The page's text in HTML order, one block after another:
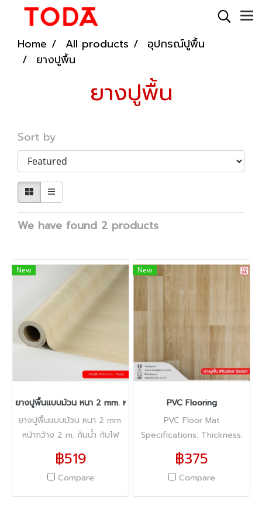
Home All products
อุปกรณ์ปูพื้น
ยางปูพื้น
ยางปูพื้น
Sort by
We have found 2 products
New
ยางปูพื้นแบบม้วน หนา 2 mm. หน้ากว้าง 2 m. กันน้ำ กันไฟลาม ทนรอ
ยางปูพื้นแบบม้วน หนา 2 mm.
หน้ากว้าง 2 m. กันน้ำ กันไฟ
ลาม ทนรอยขีดข่วน
฿519
Compare
New
PVC Flooring
PVC Floor Mat
Specifications: Thickness:
1.6 mm Width: 2 m Available
in 6 colors Features: Fire-
resistant Waterproof
Scratch-resistant
฿375
Compare